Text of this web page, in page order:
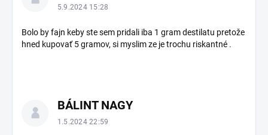
5.9.2024 15:28
Bolo by fajn keby ste sem pridali iba 1 gram destilatu pretože
hned kupovať 5 gramov, si myslim ze je trochu riskantné .
BÁLINT NAGY
1.5.2024 22:59